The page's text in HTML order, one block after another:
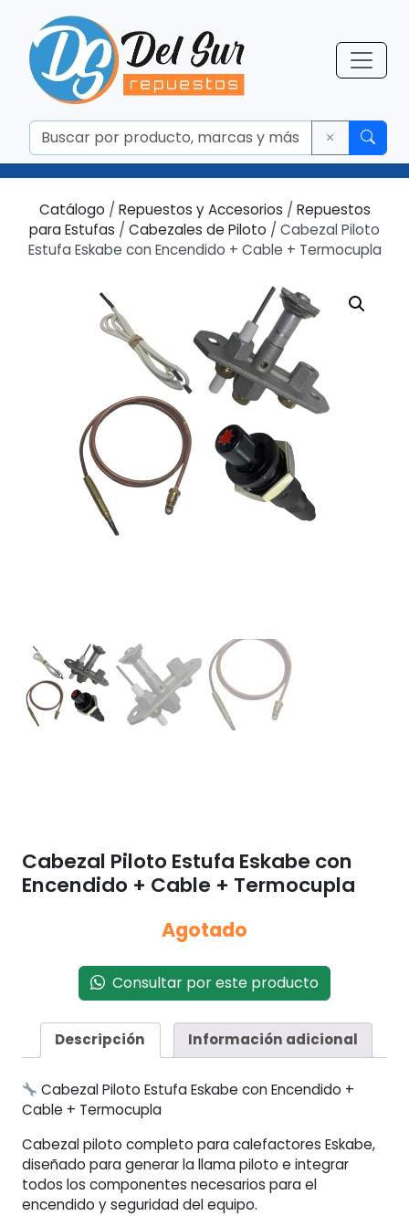
Catálogo / Repuestos y Accesorios / Repuestos
para Estufas / Cabezales de Piloto / Cabezal Piloto
Estufa Eskabe con Encendido + Cable + Termocupla
Cabezal Piloto Estufa Eskabe con
Encendido + Cable + Termocupla
Agotado
Consultar por este producto
Descripción Información adicional
Cabezal Piloto Estufa Eskabe con Encendido +
Cable + Termocupla
Cabezal piloto completo para calefactores Eskabe,
diseñado para generar la llama piloto e integrar
todos los componentes necesarios para el
encendido y seguridad del equipo.